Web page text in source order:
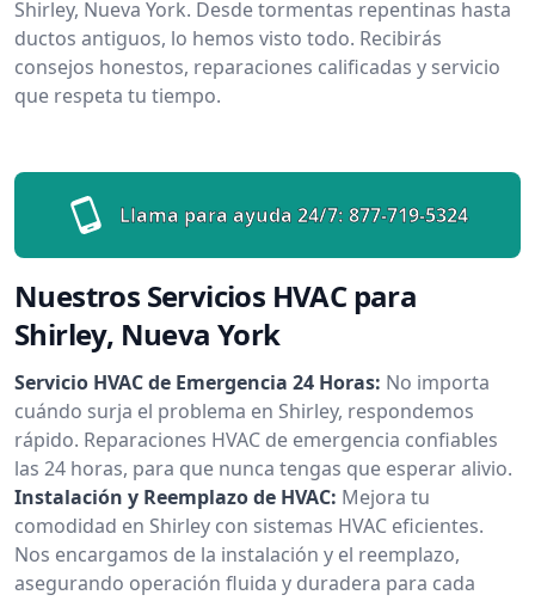
Shirley, Nueva York. Desde tormentas repentinas hasta
ductos antiguos, lo hemos visto todo. Recibirás
consejos honestos, reparaciones calificadas y servicio
que respeta tu tiempo.
Llama para ayuda 24/7: 877-719-5324
Nuestros Servicios HVAC para
Shirley, Nueva York
Servicio HVAC de Emergencia 24 Horas: No importa
cuándo surja el problema en Shirley, respondemos
rápido. Reparaciones HVAC de emergencia confiables
las 24 horas, para que nunca tengas que esperar alivio.
Instalación y Reemplazo de HVAC: Mejora tu
comodidad en Shirley con sistemas HVAC eficientes.
Nos encargamos de la instalación y el reemplazo,
asegurando operación fluida y duradera para cada